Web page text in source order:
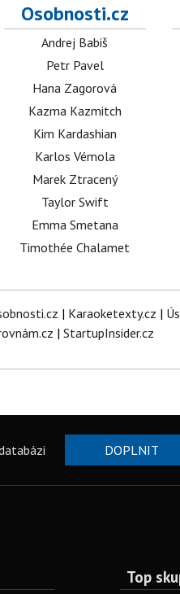
Osobnosti.cz
Andrej Babiš
Petr Pavel
Hana Zagorová
Kazma Kazmitch
Kim Kardashian
Karlos Vémola
Marek Ztracený
Taylor Swift
Emma Smetana
Timothée Chalamet
| Karaoketexty.cz |
| StartupInsider.cz
DOPLNIT
Top